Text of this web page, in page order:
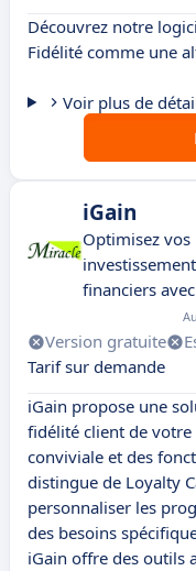
Découvrez notre
Fidélité comme une
Voir plus de
iGain
Optimisez vos
financiers
Version gratuite
Tarif sur demande
iGain propose une
fidélité client de
conviviale et des
distingue de Loyalty
personnaliser les
des besoins
iGain offre des outils